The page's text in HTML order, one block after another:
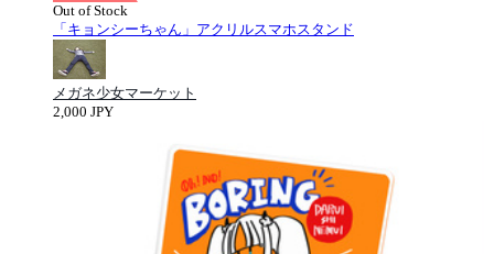
Out of Stock
「キョンシーちゃん」アクリルスマホスタンド
メガネ少女マーケット
2,000 JPY